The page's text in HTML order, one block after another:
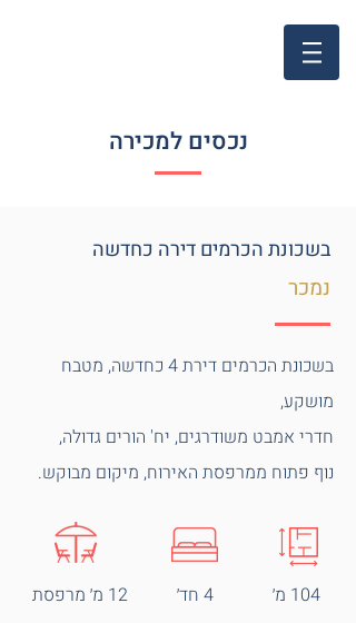
נכסים למכירה
נמכר
בשכונת הכרמים דירה כחדשה
בשכונת הכרמים דירת 4 כחדשה, מטבח
מושקע,
חדרי אמבט משודרגים, יח' הורים גדולה,
נוף פתוח ממרפסת האירוח, מיקום מבוקש.
12 מ׳ מרפסת 4 חד׳ 104 מ׳